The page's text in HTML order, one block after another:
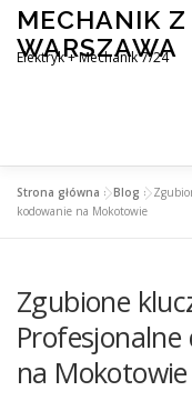
Skip
content
MECHANIK
WARSZAWA
Elektryk + Mechanik 7/24
MOBILNY
ELEKTRYK
Strona główna »Blog »
kodowanie na Mokotowie
Zgubione
na Mokotowie